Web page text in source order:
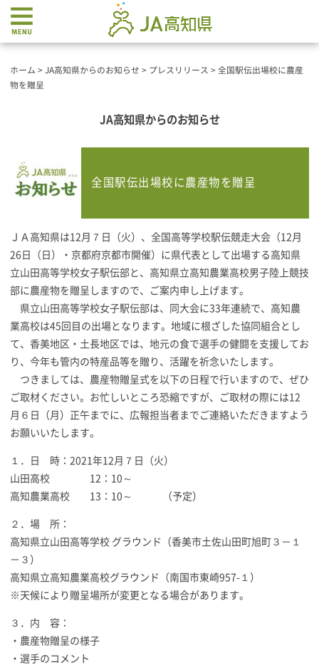
ホーム > JA高知県からのお知らせ > プレスリリース > 全国駅伝出場校に農産
物を贈呈
JA高知県からのお知らせ
全国駅伝出場校に農産物を贈呈
ＪＡ高知県は12月７日（火）、全国高等学校駅伝競走大会（12月
26日（日）・京都府京都市開催）に県代表として出場する高知県
立山田高等学校女子駅伝部と、高知県立高知農業高校男子陸上競技
部に農産物を贈呈しますので、ご案内申し上げます。
県立山田高等学校女子駅伝部は、同大会に33年連続で、高知農
業高校は45回目の出場となります。地域に根ざした協同組合とし
て、香美地区・土長地区では、地元の食で選手の健闘を支援してお
り、今年も管内の特産品等を贈り、活躍を祈念いたします。
つきましては、農産物贈呈式を以下の日程で行いますので、ぜひ
ご取材ください。お忙しいところ恐縮ですが、ご取材の際には12
月６日（月）正午までに、広報担当者までご連絡いただきますよう
お願いいたします。
１．日 時：2021年12月７日（火）
山田高校 12：10～
高知農業高校 13：10～ （予定）
２．場 所：
高知県立山田高等学校 グラウンド（香美市土佐山田町旭町３－１
－３）
高知県立高知農業高校グラウンド（南国市東崎957-１）
※天候により贈呈場所が変更となる場合があります。
３．内 容：
・農産物贈呈の様子
・選手のコメント